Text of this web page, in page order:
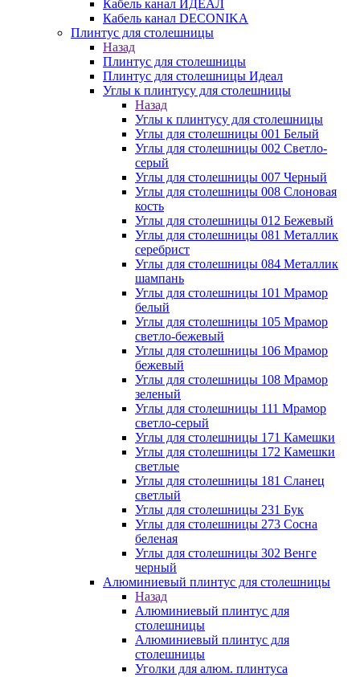
Кабель канал ИДЕАЛ
Кабель канал DECONIKA
Плинтус для столешницы
Назад
Плинтус для столешницы
Плинтус для столешницы Идеал
Углы к плинтусу для столешницы
Назад
Углы к плинтусу для столешницы
Углы для столешницы 001 Белый
Углы для столешницы 002 Светло-
серый
Углы для столешницы 007 Черный
Углы для столешницы 008 Слоновая
кость
Углы для столешницы 012 Бежевый
Углы для столешницы 081 Металлик
серебрист
Углы для столешницы 084 Металлик
шампань
Углы для столешницы 101 Мрамор
белый
Углы для столешницы 105 Мрамор
светло-бежевый
Углы для столешницы 106 Мрамор
бежевый
Углы для столешницы 108 Мрамор
зеленый
Углы для столешницы 111 Мрамор
светло-серый
Углы для столешницы 171 Камешки
Углы для столешницы 172 Камешки
светлые
Углы для столешницы 181 Сланец
светлый
Углы для столешницы 231 Бук
Углы для столешницы 273 Сосна
беленая
Углы для столешницы 302 Венге
черный
Алюминиевый плинтус для столешницы
Назад
Алюминиевый плинтус для
столешницы
Алюминиевый плинтус для
столешницы
Уголки для алюм. плинтуса